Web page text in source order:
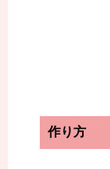
作り方